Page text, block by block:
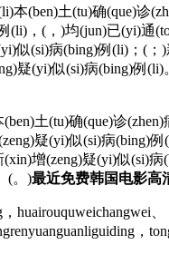
土(tu)确(que)诊
(li)，(，)均(jun)已(yi)通
似(si)病(bing)例(li)；(
疑(yi)似(si)病(bing)例
土(tu)确(que)诊(zhen)
疑(yi)似(si)病(bing)
增(zeng)疑(yi)似(si)
(。)最近免费韩国电影高
huairouquweichangwei、
，